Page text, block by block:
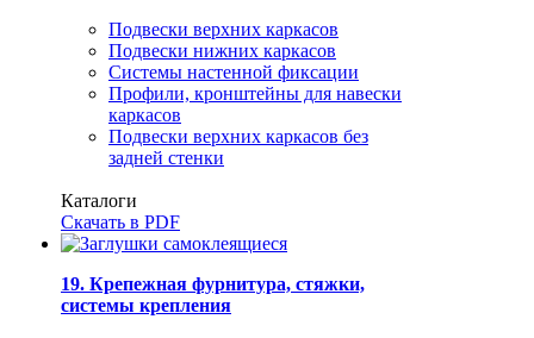
Подвески верхних каркасов
Подвески нижних каркасов
Системы настенной фиксации
Профили, кронштейны для навески
каркасов
Подвески верхних каркасов без
задней стенки
Каталоги
Скачать в PDF
19. Крепежная фурнитура, стяжки,
системы крепления